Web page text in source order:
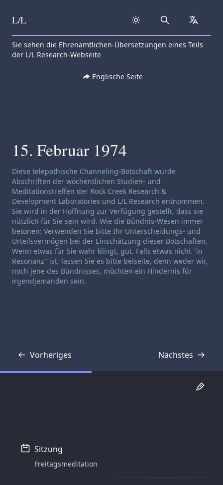
Skip to content
L/L Search
Sie sehen die Ehrenamtlichen-Übersetzungen eines Teils
der L/L Research-Webseite
Englische Seite
15. Februar 1974
Haftungsausschluss für Channeling:
Diese telepathische Channeling-Botschaft wurde
Abschriften der wöchentlichen Studien- und
Meditationstreffen der Rock Creek Research &
Development Laboratories und L/L Research entnommen.
Sie wird in der Hoffnung zur Verfügung gestellt, dass sie
nützlich für Sie sein wird. Wie die Bündnis-Wesen immer
betonen: Verwenden Sie bitte Ihr Unterscheidungs- und
Urteilsvermögen bei der Einschätzung dieser Botschaften.
Wenn etwas für Sie wahr klingt, gut. Falls etwas nicht "in
Resonanz" ist, lassen Sie es bitte beiseite, denn weder wir,
noch jene des Bündnisses, möchten ein Hindernis für
irgendjemanden sein.
Vorheriges
Transkript Nächstes
Transkript
Sitzung
Freitagsmeditation